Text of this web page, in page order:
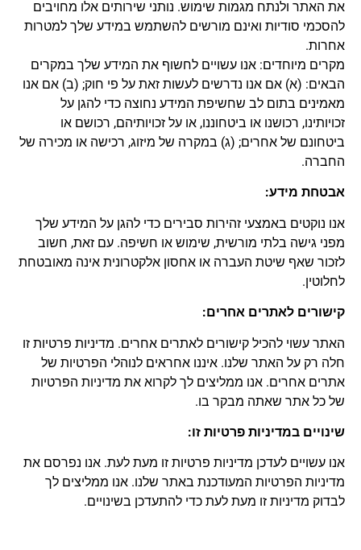
את האתר ולנתח מגמות שימוש. נותני שירותים אלו מחויבים
להסכמי סודיות ואינם מורשים להשתמש במידע שלך למטרות
אחרות.
מקרים מיוחדים: אנו עשויים לחשוף את המידע שלך במקרים
הבאים: (א) אם אנו נדרשים לעשות זאת על פי חוק; (ב) אם אנו
מאמינים בתום לב שחשיפת המידע נחוצה כדי להגן על
זכויותינו, רכושנו או ביטחוננו, או על זכויותיהם, רכושם או
ביטחונם של אחרים; (ג) במקרה של מיזוג, רכישה או מכירה של
החברה.
אבטחת מידע:
אנו נוקטים באמצעי זהירות סבירים כדי להגן על המידע שלך
מפני גישה בלתי מורשית, שימוש או חשיפה. עם זאת, חשוב
לזכור שאף שיטת העברה או אחסון אלקטרונית אינה מאובטחת
לחלוטין.
קישורים לאתרים אחרים:
האתר עשוי להכיל קישורים לאתרים אחרים. מדיניות פרטיות זו
חלה רק על האתר שלנו. איננו אחראים לנוהלי הפרטיות של
אתרים אחרים. אנו ממליצים לך לקרוא את מדיניות הפרטיות
של כל אתר שאתה מבקר בו.
שינויים במדיניות פרטיות זו:
אנו עשויים לעדכן מדיניות פרטיות זו מעת לעת. אנו נפרסם את
מדיניות הפרטיות המעודכנת באתר שלנו. אנו ממליצים לך
לבדוק מדיניות זו מעת לעת כדי להתעדכן בשינויים.